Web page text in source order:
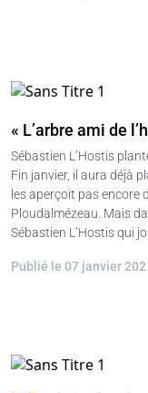
« L’arbre ami de
Sébastien L’Hostis
Fin janvier, il aura déjà
les aperçoit pas encore
Ploudalmézeau. Mais
Sébastien L’Hostis qui
Publié le 07 janvier